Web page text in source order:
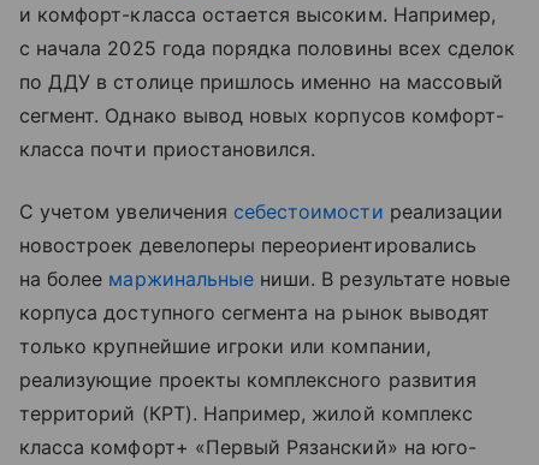
и комфорт-класса остается высоким. Например,
с начала 2025 года порядка половины всех сделок
по ДДУ в столице пришлось именно на массовый
сегмент. Однако вывод новых корпусов комфорт-
класса почти приостановился.
С учетом увеличения себестоимости реализации
новостроек девелоперы переориентировались
на более маржинальные ниши. В результате новые
корпуса доступного сегмента на рынок выводят
только крупнейшие игроки или компании,
реализующие проекты комплексного развития
территорий (КРТ). Например, жилой комплекс
класса комфорт+ «Первый Рязанский» на юго-